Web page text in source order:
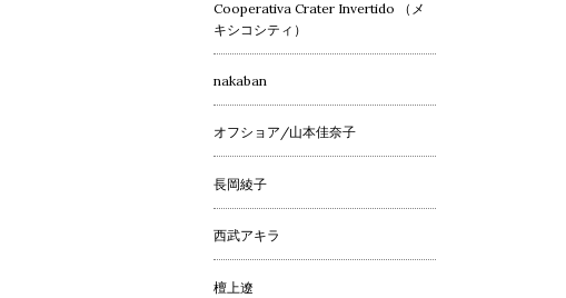
Cooperativa Crater Invertido （メ
キシコシティ）
nakaban
オフショア/山本佳奈子
長岡綾子
西武アキラ
檀上遼